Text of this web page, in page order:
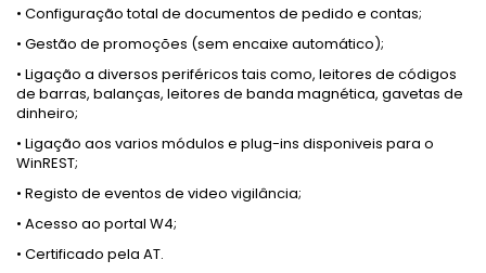
• Configuração total de documentos de pedido e contas;
• Gestão de promoções (sem encaixe automático);
• Ligação a diversos periféricos tais como, leitores de códigos
de barras, balanças, leitores de banda magnética, gavetas de
dinheiro;
• Ligação aos varios módulos e plug-ins disponiveis para o
WinREST;
• Registo de eventos de video vigilância;
• Acesso ao portal W4;
• Certificado pela AT.